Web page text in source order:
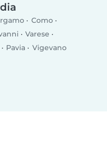
Como
Varese
Pavia Vigevano